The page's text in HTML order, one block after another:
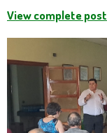
View complete post